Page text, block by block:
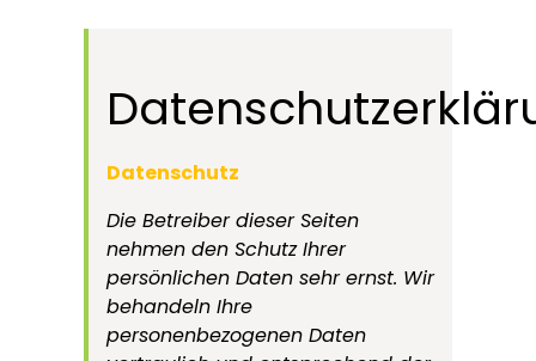
Datenschutz
Die Betreiber dieser Seiten
nehmen den Schutz Ihrer
persönlichen Daten sehr ernst. Wir
behandeln Ihre
personenbezogenen Daten